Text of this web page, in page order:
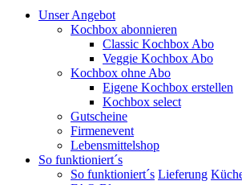
Unser Angebot
Kochbox abonnieren
Classic Kochbox Abo
Veggie Kochbox Abo
Kochbox ohne Abo
Eigene Kochbox erstellen
Kochbox select
Gutscheine
Firmenevent
Lebensmittelshop
So funktioniert´s
So funktioniert´s Lieferung